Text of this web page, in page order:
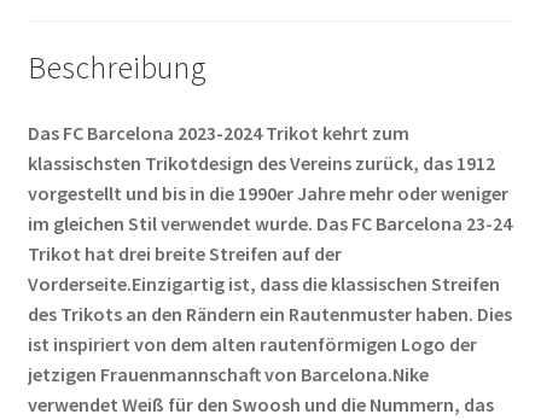
Beschreibung
Das FC Barcelona 2023-2024 Trikot kehrt zum
klassischsten Trikotdesign des Vereins zurück, das 1912
vorgestellt und bis in die 1990er Jahre mehr oder weniger
im gleichen Stil verwendet wurde. Das FC Barcelona 23-24
Trikot hat drei breite Streifen auf der
Vorderseite.Einzigartig ist, dass die klassischen Streifen
des Trikots an den Rändern ein Rautenmuster haben. Dies
ist inspiriert von dem alten rautenförmigen Logo der
jetzigen Frauenmannschaft von Barcelona.Nike
verwendet Weiß für den Swoosh und die Nummern, das